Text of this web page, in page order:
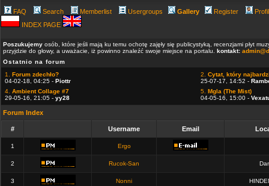
FAQ Search Memberlist Usergroups Gallery Register
INDEX PAGE
Poszukujemy osób, które jeśli mają ku temu ochotę zajęły się publicystyką, recenzjami płyt
przyjdzie do głowy, a uważacie, iż powinno znaleźć swoje miejsce na portalu. kontakt:
Ostatnio na forum
1. Forum zdechło?
04-02-18, 04:25 - Piottr
2. Cytat, który
25-07-17, 14:52 -
4. Ambient Collage #7
29-05-16, 21:05 - yy28
5. Mgla (The Mist)
04-05-16, 15:00 -
Forum Index
# Username Email
1 Ergo
2 Rucok-San
3 Nonni